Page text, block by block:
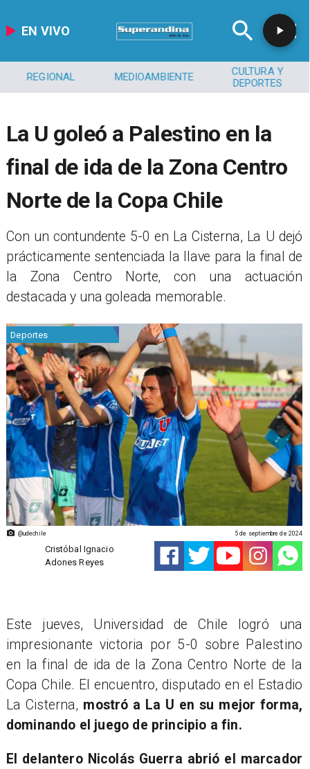
EN VIVO
REGIONAL MEDIOAMBIENTE
CULTURA Y
DEPORTES
La U goleó a Palestino en la
final de ida de la Zona Centro
Norte de la Copa Chile
​Con un contundente 5-0 en La Cisterna, La U dejó
prácticamente sentenciada la llave para la final de
la Zona Centro Norte, con una actuación
destacada y una goleada memorable.
@udechile
Deportes
Cristóbal Ignacio
Adones Reyes
5 de septiembre de 2024
Este jueves, Universidad de Chile logró una
impresionante victoria por 5-0 sobre Palestino
en la final de ida de la Zona Centro Norte de la
Copa Chile. El encuentro, disputado en el Estadio
La Cisterna, mostró a La U en su mejor forma,
dominando el juego de principio a fin.
El delantero Nicolás Guerra abrió el marcador